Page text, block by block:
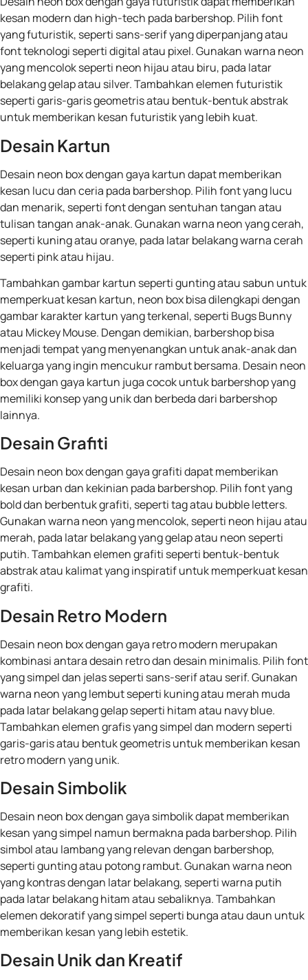
kesan modern dan high-tech pada barbershop. Pilih font
yang futuristik, seperti sans-serif yang diperpanjang atau
font teknologi seperti digital atau pixel. Gunakan warna neon
yang mencolok seperti neon hijau atau biru, pada latar
belakang gelap atau silver. Tambahkan elemen futuristik
seperti garis-garis geometris atau bentuk-bentuk abstrak
untuk memberikan kesan futuristik yang lebih kuat.
Desain Kartun
Desain neon box dengan gaya kartun dapat memberikan
kesan lucu dan ceria pada barbershop. Pilih font yang lucu
dan menarik, seperti font dengan sentuhan tangan atau
tulisan tangan anak-anak. Gunakan warna neon yang cerah,
seperti kuning atau oranye, pada latar belakang warna cerah
seperti pink atau hijau.
Tambahkan gambar kartun seperti gunting atau sabun untuk
memperkuat kesan kartun, neon box bisa dilengkapi dengan
gambar karakter kartun yang terkenal, seperti Bugs Bunny
atau Mickey Mouse. Dengan demikian, barbershop bisa
menjadi tempat yang menyenangkan untuk anak-anak dan
keluarga yang ingin mencukur rambut bersama. Desain neon
box dengan gaya kartun juga cocok untuk barbershop yang
memiliki konsep yang unik dan berbeda dari barbershop
lainnya.
Desain Grafiti
Desain neon box dengan gaya grafiti dapat memberikan
kesan urban dan kekinian pada barbershop. Pilih font yang
bold dan berbentuk grafiti, seperti tag atau bubble letters.
Gunakan warna neon yang mencolok, seperti neon hijau atau
merah, pada latar belakang yang gelap atau neon seperti
putih. Tambahkan elemen grafiti seperti bentuk-bentuk
abstrak atau kalimat yang inspiratif untuk memperkuat kesan
grafiti.
Desain Retro Modern
Desain neon box dengan gaya retro modern merupakan
kombinasi antara desain retro dan desain minimalis. Pilih font
yang simpel dan jelas seperti sans-serif atau serif. Gunakan
warna neon yang lembut seperti kuning atau merah muda
pada latar belakang gelap seperti hitam atau navy blue.
Tambahkan elemen grafis yang simpel dan modern seperti
garis-garis atau bentuk geometris untuk memberikan kesan
retro modern yang unik.
Desain Simbolik
Desain neon box dengan gaya simbolik dapat memberikan
kesan yang simpel namun bermakna pada barbershop. Pilih
simbol atau lambang yang relevan dengan barbershop,
seperti gunting atau potong rambut. Gunakan warna neon
yang kontras dengan latar belakang, seperti warna putih
pada latar belakang hitam atau sebaliknya. Tambahkan
elemen dekoratif yang simpel seperti bunga atau daun untuk
memberikan kesan yang lebih estetik.
Desain Unik dan Kreatif